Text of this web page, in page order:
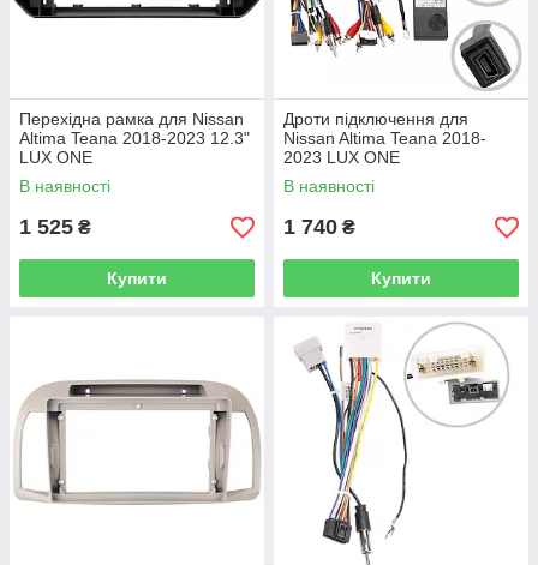
Перехідна рамка для Nissan
Altima Teana 2018-2023 12.3"
LUX ONE
В наявності
1 525 ₴
Купити
Дроти підключення для
Nissan Altima Teana 2018-
2023 LUX ONE
В наявності
1 740 ₴
Купити